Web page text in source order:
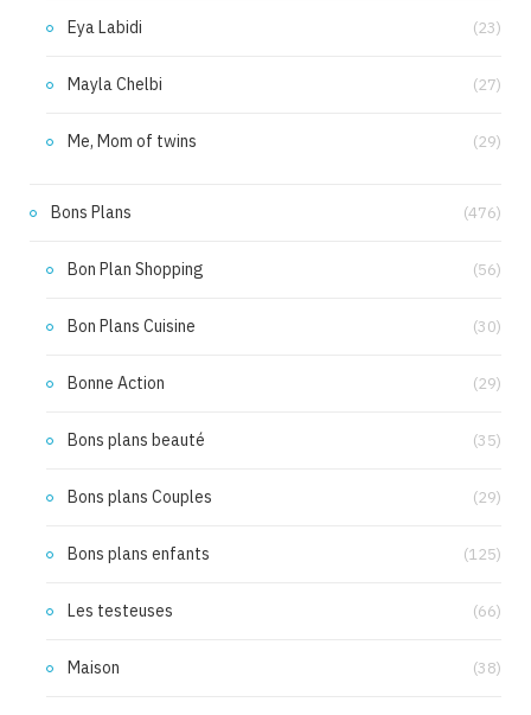
Eya Labidi (23)
Mayla Chelbi (27)
Me, Mom of twins (29)
Bons Plans (476)
Bon Plan Shopping (56)
Bon Plans Cuisine (30)
Bonne Action (29)
Bons plans beauté (35)
Bons plans Couples (29)
Bons plans enfants (125)
Les testeuses (66)
Maison (38)